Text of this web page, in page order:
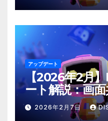
アップデート
【2026年2月
ート解説：画
や「@time」
2026年2月7日